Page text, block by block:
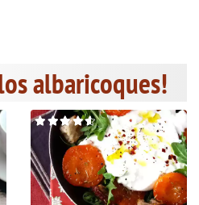
albaricoques!